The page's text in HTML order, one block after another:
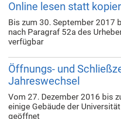
Online lesen statt
Bis zum 30. September 2017
nach Paragraf 52a des
verfügbar
Öffnungs- und
Jahreswechsel
Vom 27. Dezember 2016 bis
einige Gebäude der
geöffnet